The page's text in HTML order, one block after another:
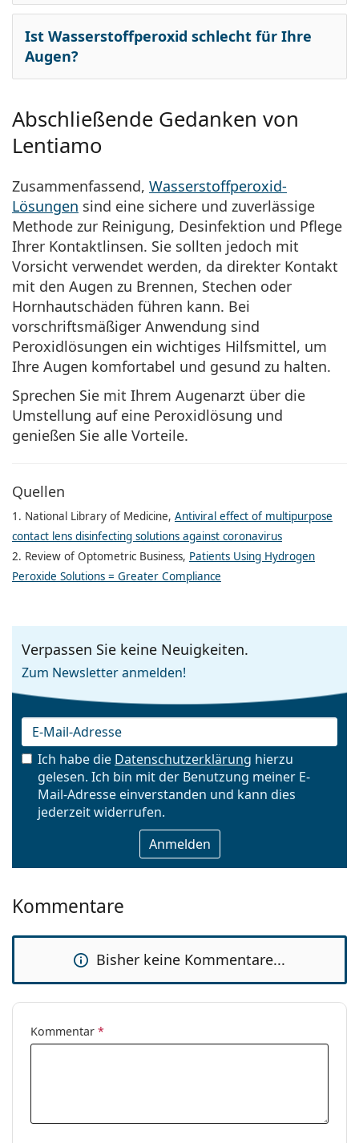
Ist Wasserstoffperoxid schlecht für Ihre
Augen?
Abschließende Gedanken von
Lentiamo
Zusammenfassend, Wasserstoffperoxid-
Lösungen sind eine sichere und zuverlässige
Methode zur Reinigung, Desinfektion und Pflege
Ihrer Kontaktlinsen. Sie sollten jedoch mit
Vorsicht verwendet werden, da direkter Kontakt
mit den Augen zu Brennen, Stechen oder
Hornhautschäden führen kann. Bei
vorschriftsmäßiger Anwendung sind
Peroxidlösungen ein wichtiges Hilfsmittel, um
Ihre Augen komfortabel und gesund zu halten.
Sprechen Sie mit Ihrem Augenarzt über die
Umstellung auf eine Peroxidlösung und
genießen Sie alle Vorteile.
Quellen
1. National Library of Medicine, Antiviral effect of multipurpose
contact lens disinfecting solutions against coronavirus
2. Review of Optometric Business, Patients Using Hydrogen
Peroxide Solutions = Greater Compliance
Verpassen Sie keine Neuigkeiten.
Zum Newsletter anmelden!
E-Mail
Ich habe die Datenschutzerklärung hierzu
gelesen. Ich bin mit der Benutzung meiner E-
Mail-Adresse einverstanden und kann dies
jederzeit widerrufen.
Kommentare
Bisher keine Kommentare...
Kommentar *